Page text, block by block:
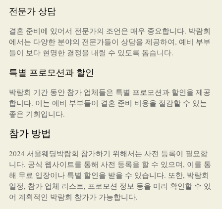
전문가 상담
결혼 준비에 있어서 전문가의 조언은 매우 중요합니다. 박람회
에서는 다양한 분야의 전문가들이 상담을 제공하여, 예비 부부
들이 보다 현명한 결정을 내릴 수 있도록 돕습니다.
특별 프로모션과 할인
박람회 기간 동안 참가 업체들은 특별 프로모션과 할인을 제공
합니다. 이는 예비 부부들이 결혼 준비 비용을 절감할 수 있는
좋은 기회입니다.
참가 방법
2024 서울웨딩박람회 참가하기 위해서는 사전 등록이 필요합
니다. 공식 웹사이트를 통해 사전 등록을 할 수 있으며, 이를 통
해 무료 입장이나 특별 할인을 받을 수 있습니다. 또한, 박람회
일정, 참가 업체 리스트, 프로모션 정보 등을 미리 확인할 수 있
어 계획적인 박람회 참가가 가능합니다.